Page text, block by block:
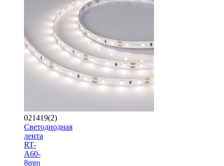
021419(2)
Светодиодная
лента
RT-
A60-
8mm